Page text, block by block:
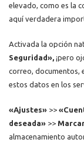
elevado, como es la
aquí verdadera
Activada la opción
Seguridad», ¡pero
correo, documentos,
estos datos en los
«Ajustes» >>
deseada» >>
almacenamiento